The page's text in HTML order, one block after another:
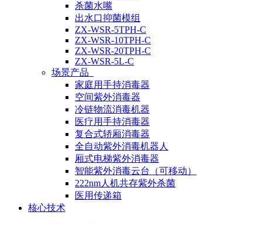
杀菌水嘴
出水口抑菌模组
ZX-WSR-5TPH-C
ZX-WSR-10TPH-C
ZX-WSR-20TPH-C
ZX-WSR-5L-C
场景产品
家庭用手持消毒器
空间紫外消毒器
冷链物流消毒机器
医疗用手持消毒器
复合式轿厢消毒器
全自动紫外消毒机器人
厢式电梯紫外消毒器
智能紫外消毒云台（可移动）
222nm人机共存紫外杀菌
医用传递箱
核心技术